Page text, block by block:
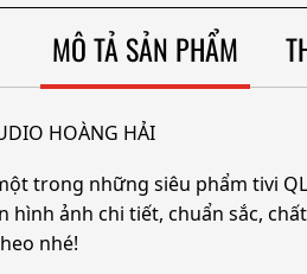
MÔ TẢ SẢN PHẨM
HOÀNG HẢI
trong những siêu phẩm tivi
ảnh chi tiết, chuẩn sắc,
nhé!